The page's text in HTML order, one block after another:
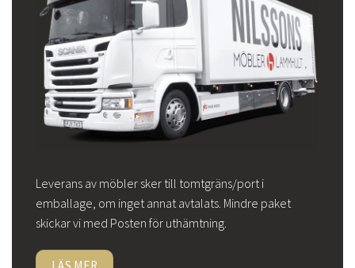
Leverans av möbler sker till tomtgräns/port i
emballage, om inget annat avtalats. Mindre paket
skickar vi med Posten för uthämtning.